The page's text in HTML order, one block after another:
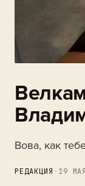
Вова, как
РЕДАКЦИЯ · 19